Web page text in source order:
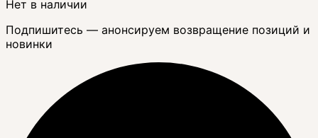
Нет в наличии
Подпишитесь — анонсируем возвращение позиций и
новинки